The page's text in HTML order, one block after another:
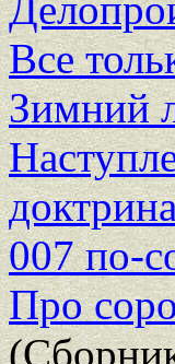
Все
Зимний
007 по-
Про